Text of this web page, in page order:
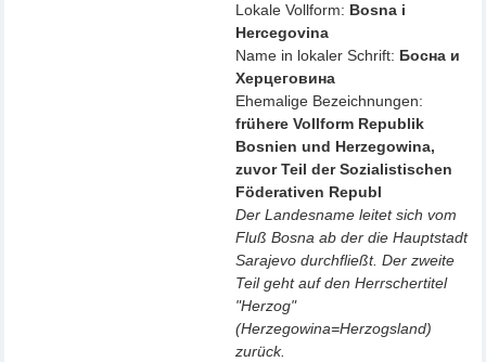
Lokale Vollform: Bosna i
Hercegovina
Name in lokaler Schrift: Босна и
Херцеговина
Ehemalige Bezeichnungen:
frühere Vollform Republik
Bosnien und Herzegowina,
zuvor Teil der Sozialistischen
Föderativen Republ
Der Landesname leitet sich vom
Fluß Bosna ab der die Hauptstadt
Sarajevo durchfließt. Der zweite
Teil geht auf den Herrschertitel
"Herzog"
(Herzegowina=Herzogsland)
zurück.